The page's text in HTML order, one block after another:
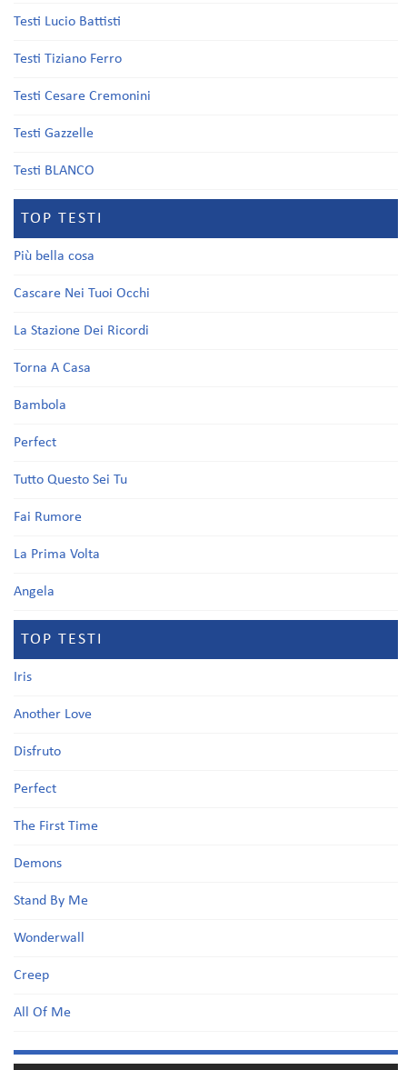
Testi Lucio Battisti
Testi Tiziano Ferro
Testi Cesare Cremonini
Testi Gazzelle
Testi BLANCO
TOP TESTI
Più bella cosa
Cascare Nei Tuoi Occhi
La Stazione Dei Ricordi
Torna A Casa
Bambola
Perfect
Tutto Questo Sei Tu
Fai Rumore
La Prima Volta
Angela
TOP TESTI
Iris
Another Love
Disfruto
Perfect
The First Time
Demons
Stand By Me
Wonderwall
Creep
All Of Me